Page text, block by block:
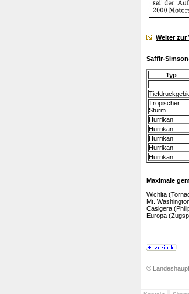
Weiter zur
Saffir-
Typ
Tropischer
Sturm
Hurrikan
Hurrikan
Hurrikan
Hurrikan
Hurrikan
Maximale
Wichita
Mt.
Casigera
Europa
©